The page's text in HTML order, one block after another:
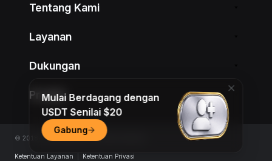
Tentang Kami
Layanan
Dukungan
Produk
© 2018-2026 Bybit.com. All rights reserved.
Ketentuan Layanan Ketentuan Privasi
Mulai Berdagang dengan
USDT Senilai $20
Gabung